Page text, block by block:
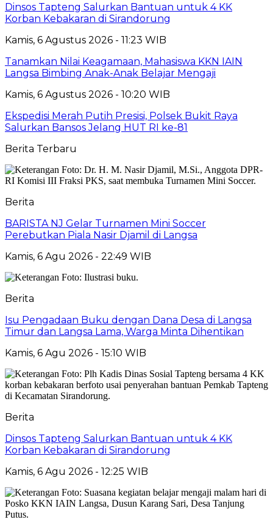
Dinsos Tapteng Salurkan Bantuan untuk 4 KK
Korban Kebakaran di Sirandorung
Kamis, 6 Agustus 2026 - 11:23 WIB
Tanamkan Nilai Keagamaan, Mahasiswa KKN IAIN
Langsa Bimbing Anak-Anak Belajar Mengaji
Kamis, 6 Agustus 2026 - 10:20 WIB
Ekspedisi Merah Putih Presisi, Polsek Bukit Raya
Salurkan Bansos Jelang HUT RI ke-81
Berita Terbaru
Berita
BARISTA NJ Gelar Turnamen Mini Soccer
Perebutkan Piala Nasir Djamil di Langsa
Kamis, 6 Agu 2026 - 22:49 WIB
Berita
Isu Pengadaan Buku dengan Dana Desa di Langsa
Timur dan Langsa Lama, Warga Minta Dihentikan
Kamis, 6 Agu 2026 - 15:10 WIB
Berita
Dinsos Tapteng Salurkan Bantuan untuk 4 KK
Korban Kebakaran di Sirandorung
Kamis, 6 Agu 2026 - 12:25 WIB